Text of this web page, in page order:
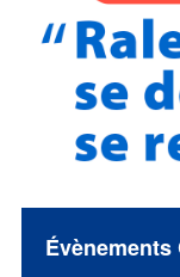
Évènements